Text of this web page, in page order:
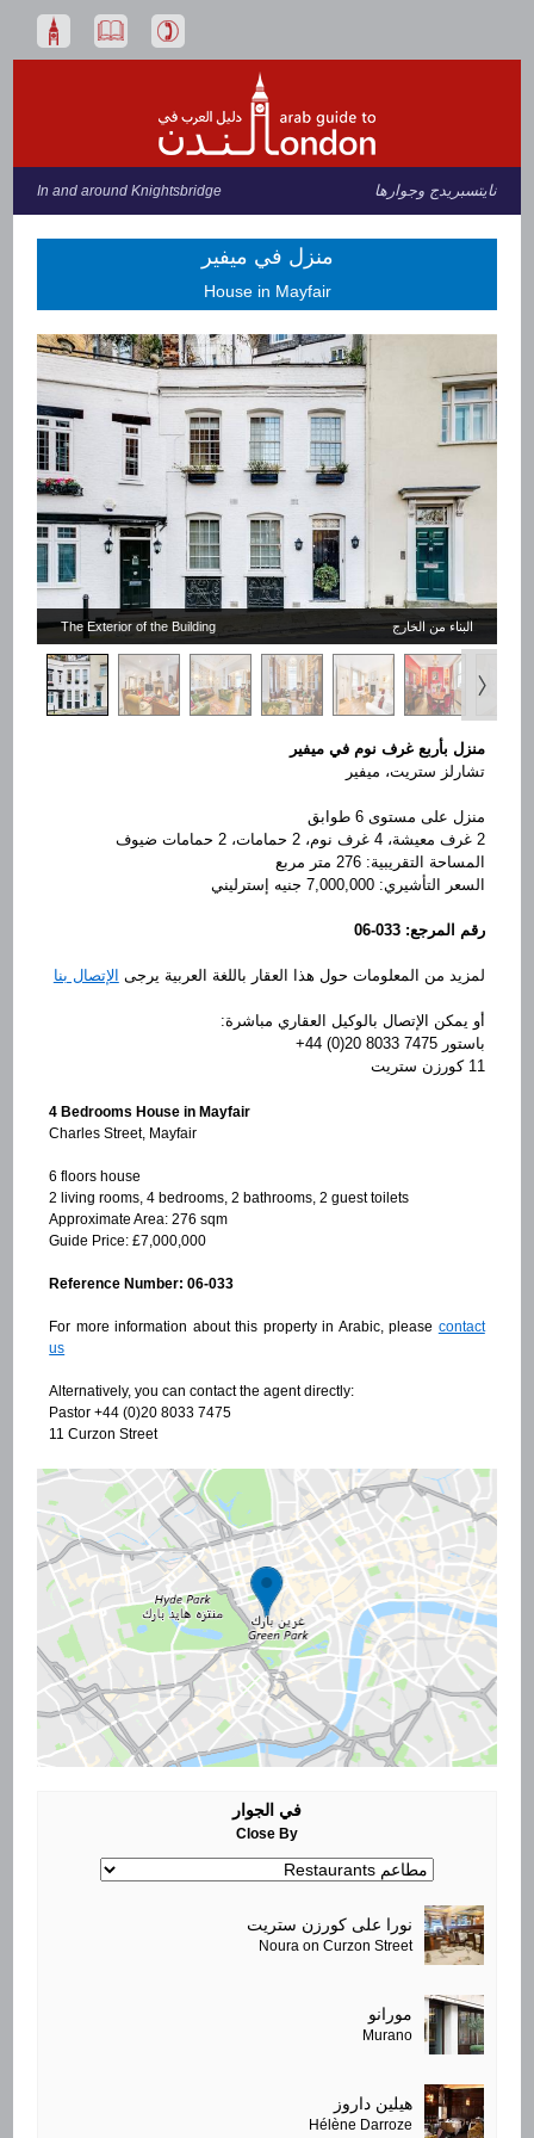
نايتسبريدج وجوارها In and around Knightsbridge
منزل في ميفير
House in Mayfair
البناء من الخارج The Exterior of the Building
منزل بأربع غرف نوم في ميفير
تشارلز ستريت، ميفير
منزل على مستوى 6 طوابق
2 غرف معيشة، 4 غرف نوم، 2 حمامات، 2 حمامات ضيوف
المساحة التقريبية: 276 متر مربع
السعر التأشيري: 7,000,000 جنيه إسترليني
رقم المرجع:06-033
لمزيد من المعلومات حول هذا العقار باللغة العربية يرجى الإتصال بنا
أو يمكن الإتصال بالوكيل العقاري مباشرة:
باستور+44 (0)20 8033 7475
11 كورزن ستريت
4 Bedrooms House in Mayfair
Charles Street, Mayfair
6 floors house
2 living rooms, 4 bedrooms, 2 bathrooms, 2 guest toilets
Approximate Area: 276 sqm
Guide Price: £7,000,000
Reference Number: 06-033
For more information about this property in Arabic, please contact
us
Alternatively, you can contact the agent directly:
Pastor +44 (0)20 8033 7475
11 Curzon Street
في الجوار
Close By
نورا على كورزن ستريت
Noura on Curzon Street
مورانو
Murano
هيلين داروز
Hélène Darroze